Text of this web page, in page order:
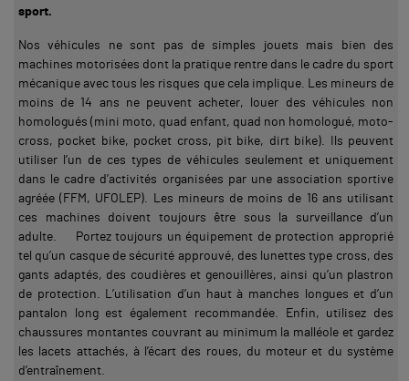
sport.
Nos véhicules ne sont pas de simples jouets mais bien des
machines motorisées dont la pratique rentre dans le cadre du sport
mécanique avec tous les risques que cela implique. Les mineurs de
moins de 14 ans ne peuvent acheter, louer des véhicules non
homologués (mini moto, quad enfant, quad non homologué, moto-
cross, pocket bike, pocket cross, pit bike, dirt bike). Ils peuvent
utiliser l’un de ces types de véhicules seulement et uniquement
dans le cadre d’activités organisées par une association sportive
agréée (FFM, UFOLEP). Les mineurs de moins de 16 ans utilisant
ces machines doivent toujours être sous la surveillance d’un
adulte. Portez toujours un équipement de protection approprié
tel qu’un casque de sécurité approuvé, des lunettes type cross, des
gants adaptés, des coudières et genouillères, ainsi qu’un plastron
de protection. L’utilisation d’un haut à manches longues et d’un
pantalon long est également recommandée. Enfin, utilisez des
chaussures montantes couvrant au minimum la malléole et gardez
les lacets attachés, à l’écart des roues, du moteur et du système
d’entraînement.